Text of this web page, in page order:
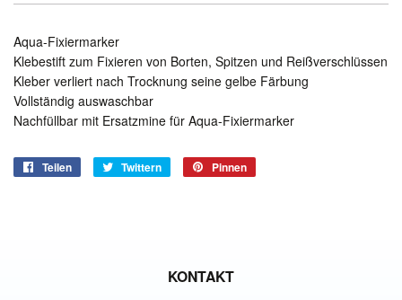
Aqua-Fixiermarker
Klebestift zum Fixieren von Borten, Spitzen und Reißverschlüssen
Kleber verliert nach Trocknung seine gelbe Färbung
Vollständig auswaschbar
Nachfüllbar mit Ersatzmine für Aqua-Fixiermarker
Teilen Twittern Pinnen
KONTAKT